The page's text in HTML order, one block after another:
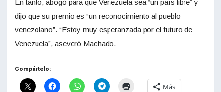
En tanto, abogó para que Venezuela sea “un país libre” y
dijo que su premio es “un reconocimiento al pueblo
venezolano”. “Estoy muy esperanzada por el futuro de
Venezuela”, aseveró Machado.
Compártelo:
Más